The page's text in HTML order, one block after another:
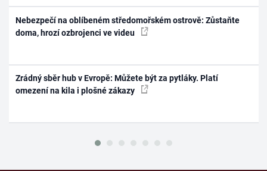
Nebezpečí na oblíbeném středomořském ostrově: Zůstaňte
doma, hrozí ozbrojenci ve videu
Zrádný sběr hub v Evropě: Můžete být za pytláky. Platí
omezení na kila i plošné zákazy